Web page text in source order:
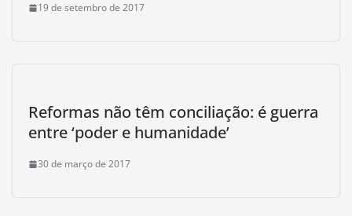
19 de setembro de 2017
Reformas não têm conciliação: é guerra
entre ‘poder e humanidade’
30 de março de 2017